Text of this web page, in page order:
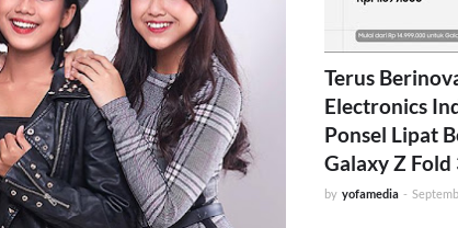
Terus
Electronics
Ponsel Lipat
Galaxy Z Fold
by yofamedia -